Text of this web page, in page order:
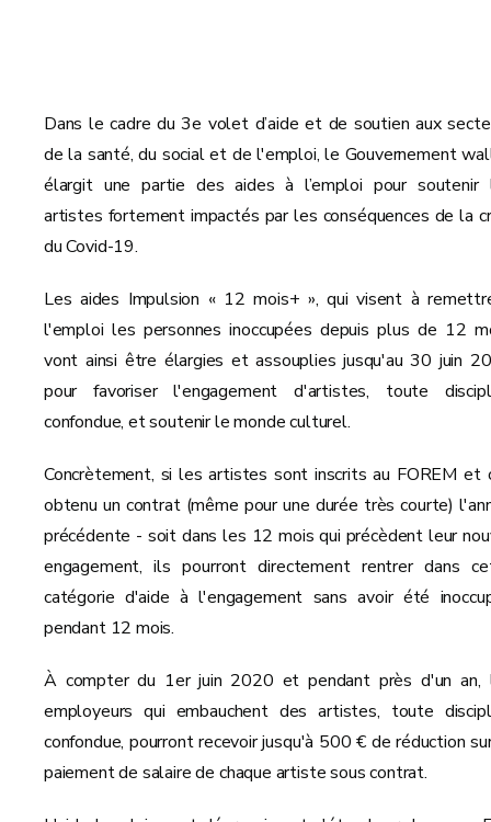
Dans le cadre du 3e volet d’aide et de soutien aux
de la santé, du social et de l'emploi, le Gouvernement
élargit une partie des aides à l’emploi pour soutenir
artistes fortement impactés par les conséquences de la
du Covid-19.
Les aides Impulsion « 12 mois+ », qui visent à
l'emploi les personnes inoccupées depuis plus de 12
vont ainsi être élargies et assouplies jusqu'au 30 juin
pour favoriser l'engagement d'artistes, toute
confondue, et soutenir le monde culturel.
Concrètement, si les artistes sont inscrits au FOREM et
obtenu un contrat (même pour une durée très courte)
précédente - soit dans les 12 mois qui précèdent leur
engagement, ils pourront directement rentrer dans
catégorie d'aide à l'engagement sans avoir été
pendant 12 mois.
À compter du 1er juin 2020 et pendant près d'un an,
employeurs qui embauchent des artistes, toute
confondue, pourront recevoir jusqu'à 500 € de réduction
paiement de salaire de chaque artiste sous contrat.